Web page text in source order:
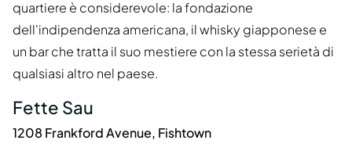
quartiere è considerevole: la fondazione
dell'indipendenza americana, il whisky giapponese e
un bar che tratta il suo mestiere con la stessa serietà di
qualsiasi altro nel paese.
Fette Sau
1208 Frankford Avenue, Fishtown